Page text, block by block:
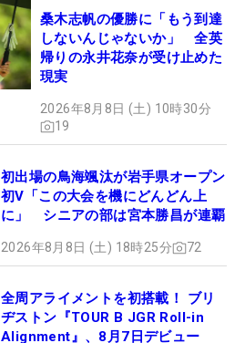
桑木志帆の優勝に「もう到達
しないんじゃないか」 全英
帰りの永井花奈が受け止めた
現実
2026年8月8日 (土) 10時30分
19
初出場の鳥海颯汰が岩手県オープン
初V「この大会を機にどんどん上
に」 シニアの部は宮本勝昌が連覇
2026年8月8日 (土) 18時25分 72
全周アライメントを初搭載！ ブリ
ヂストン『TOUR B JGR Roll-in
Alignment』、8月7日デビュー